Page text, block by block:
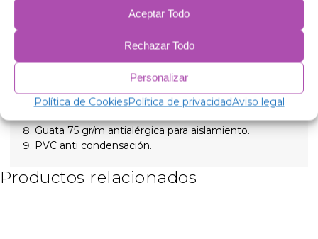
Aceptar Todo
Rechazar Todo
Personalizar
Política de CookiesPolítica de privacidadAviso legal
Aluminio de 90 micras anti rayos ultravioleta y
Polietileno expandido 2mm.
Polietileno expandido 2mm.
Polietileno expandido 2mm.
Guata 75 gr/m antialérgica para aislamiento.
PVC anti condensación.
Productos relacionados